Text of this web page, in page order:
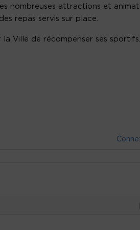
nombreuses attractions et
repas servis sur place.
Ville de récompenser ses sportifs.